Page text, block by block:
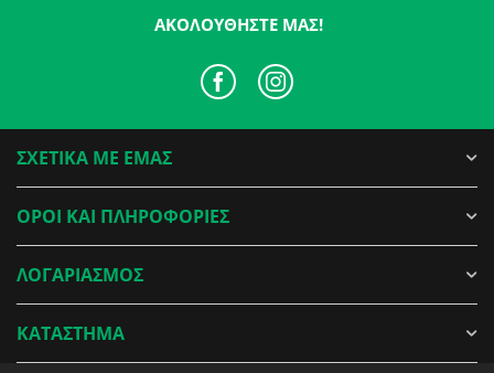
ΑΚΟΛΟΥΘΉΣΤΕ ΜΑΣ!
ΣΧΕΤΙΚΑ ΜΕ ΕΜΑΣ
ΟΡΟΙ ΚΑΙ ΠΛΗΡΟΦΟΡΙΕΣ
ΛΟΓΑΡΙΑΣΜΟΣ
ΚΑΤΑΣΤΗΜΑ